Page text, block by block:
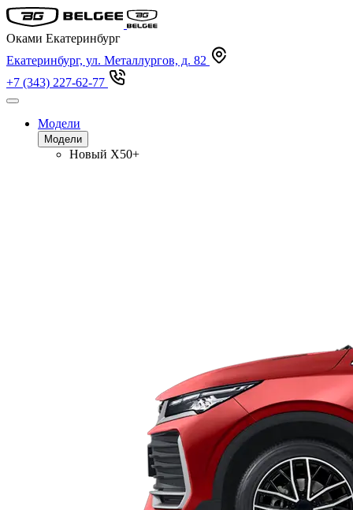
Оками Екатеринбург
Екатеринбург, ул. Металлургов, д. 82
+7 (343) 227-62-77
Модели
Модели
Новый X50+